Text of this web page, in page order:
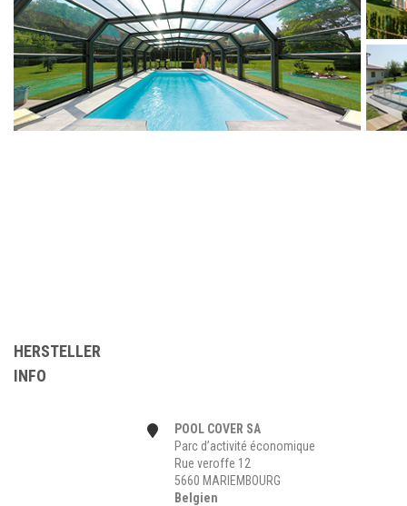
HERSTELLER
INFO
POOL COVER SA
Parc d’activité économique
Rue veroffe 12
5660 MARIEMBOURG
Belgien